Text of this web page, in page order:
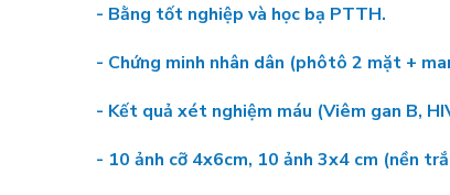
- Bằng tốt nghiệp và học bạ PTTH.
- Chứng minh nhân dân (phôtô 2 mặt +
- Kết quả xét nghiệm máu (Viêm gan B,
- 10 ảnh cỡ 4x6cm, 10 ảnh 3x4 cm (nền